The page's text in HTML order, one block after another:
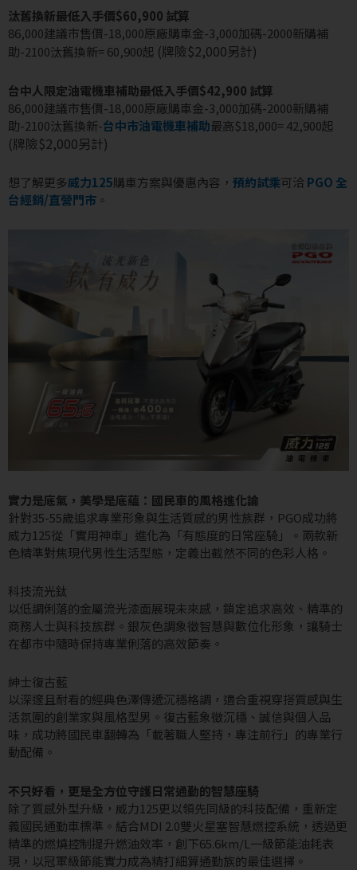
汰舊換新最低入手價$60,900 試算
86,000建議市售價-18,000原廠購車金-3,000加碼-2000新購補
助-2100汰舊換新= 60,900起 (牌險$2,000另計)
台中人限定油電機車補助最低入手價$42,900 試算
86,000建議市售價-18,000原廠購車金-3,000加碼-2000新購補
助-2100汰舊換新-台中市油電機車補助最高$18,000= 42,900起
(牌險$2,000另計)
想了解更多威力125購車方案與優惠內容， 預約試乘可洽PGO 全
台經銷/直營門市 。
實力是底氣，美學是底蘊：國民車的風格進化論
針對35-55歲追求專業形象與生活質感的男性族群，PGO成功將
威力125從「實用神車」進化為「有態度的日常座騎」。兩款新
色精準對焦現代男性生活型態，定義出截然不同的色彩人格。
科技流光鈦
以低調俐落的金屬流光漆面展現未來感，鎖定追求高效、精準的
商務人士與科技族群。銀灰色調象徵智慧與數位化形象，讓騎士
在都市中隨時保持專業俐落的高效節奏。
紳士復古藍
以深邃且耐看的經典色澤傳遞沉穩格調，適合重視穿搭質感與生
活氛圍的創業家與風格型男。復古藍象徵沉穩、誠信與個人品
味，成功將國民車翻轉為「載著職人堅持，專注前行」的專業行
動配備。
不只好看，更是全方位守護日常通勤的智慧座騎
除了質感外型升級，威力125更以領先同級的科技配備，重新定
義國民通勤車標準。結合MDI 2.0雙火星塞智慧燃控系統，透過更
精準的燃燒控制提升燃油效率，創下65.6km/L一級節能油耗表
現，以冠軍級節能實力成為精打細算通勤族的最佳選擇。